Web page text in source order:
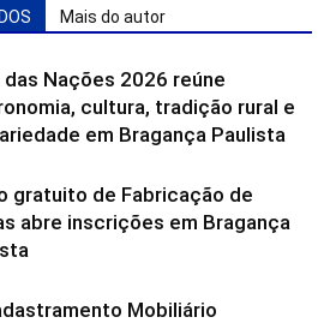
Mais do autor
das Nações 2026 reúne
cultura, tradição rural e
em Bragança Paulista
gratuito de Fabricação de
abre inscrições em Bragança
Mobiliário